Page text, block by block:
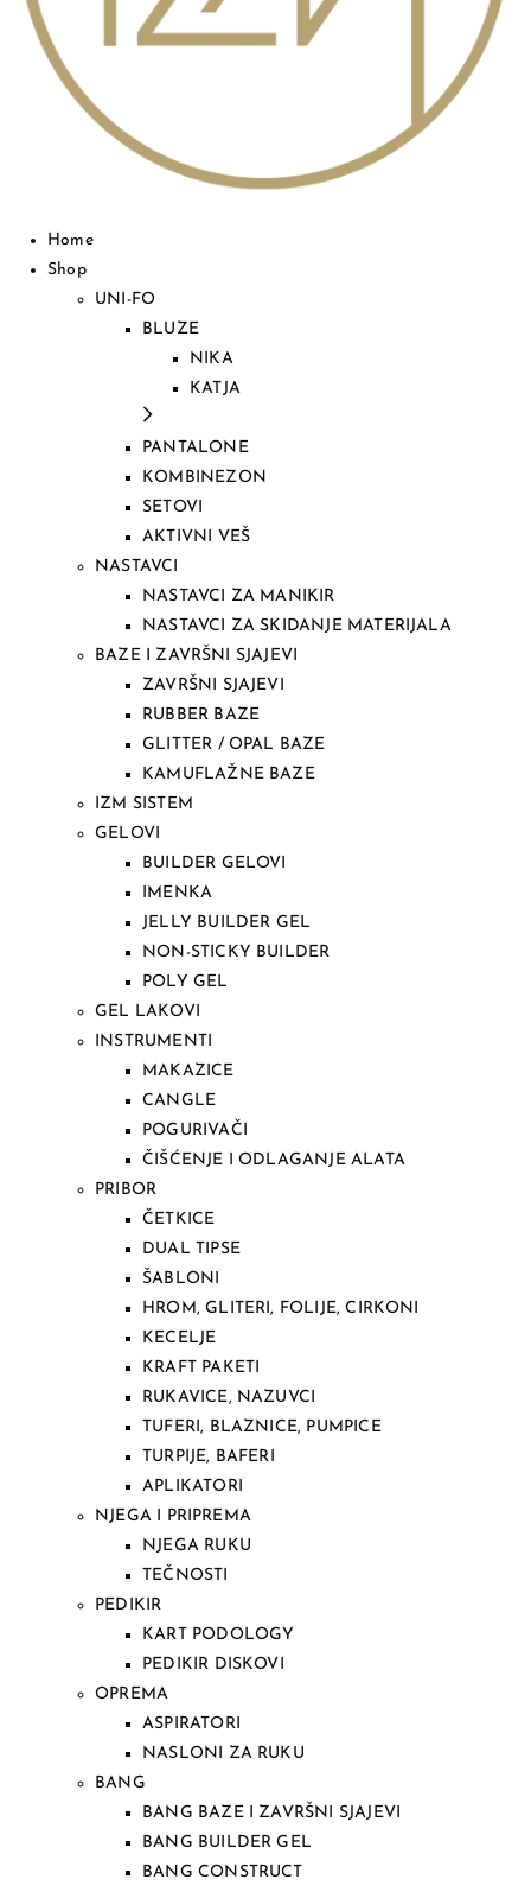
Home
Shop
UNI-FO
BLUZE
NIKA
KATJA
PANTALONE
KOMBINEZON
SETOVI
AKTIVNI VEŠ
NASTAVCI
NASTAVCI ZA MANIKIR
NASTAVCI ZA SKIDANJE MATERIJALA
BAZE I ZAVRŠNI SJAJEVI
ZAVRŠNI SJAJEVI
RUBBER BAZE
GLITTER / OPAL BAZE
KAMUFLAŽNE BAZE
IZM SISTEM
GELOVI
BUILDER GELOVI
IMENKA
JELLY BUILDER GEL
NON-STICKY BUILDER
POLY GEL
GEL LAKOVI
INSTRUMENTI
MAKAZICE
CANGLE
POGURIVAČI
ČIŠĆENJE I ODLAGANJE ALATA
PRIBOR
ČETKICE
DUAL TIPSE
ŠABLONI
HROM, GLITERI, FOLIJE, CIRKONI
KECELJE
KRAFT PAKETI
RUKAVICE, NAZUVCI
TUFERI, BLAZNICE, PUMPICE
TURPIJE, BAFERI
APLIKATORI
NJEGA I PRIPREMA
NJEGA RUKU
TEČNOSTI
PEDIKIR
KART PODOLOGY
PEDIKIR DISKOVI
OPREMA
ASPIRATORI
NASLONI ZA RUKU
BANG
BANG BAZE I ZAVRŠNI SJAJEVI
BANG BUILDER GEL
BANG CONSTRUCT